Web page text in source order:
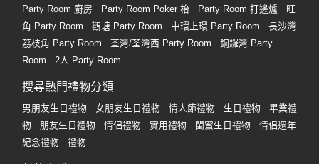
Party Room 廚房
Party Room Poker 枱 Party Room 打邊爐
旺
角 Party Room
觀塘 Party Room 中環上環 Party Room
長沙灣
荔枝角 Party Room
荃灣/荃灣西 Party Room
銅鑼灣 Party
Room
2人 Party Room
搜尋熱門禮物分類
男朋友生日禮物 女朋友生日禮物 情人節禮物 生日禮物
畢業禮
物
朋友生日禮物 情侶禮物 實用禮物 閨蜜生日禮物
情侶週年
紀念禮物
禮物